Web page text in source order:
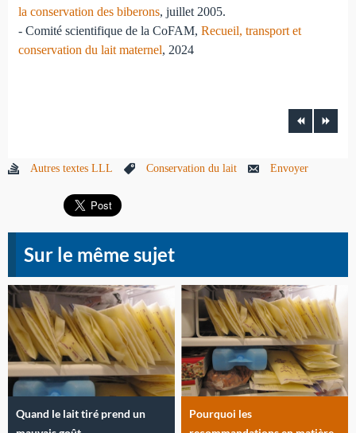
la conservation des biberons, juillet 2005.
- Comité scientifique de la CoFAM, Recueil, transport et
conservation du lait maternel, 2024
Autres textes LLL Conservation du lait Envoyer
Sur le même sujet
Quand le lait tiré prend un
Pourquoi les